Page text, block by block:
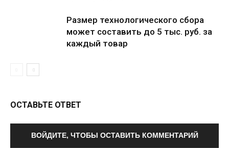
Размер технологического сбора
может составить до 5 тыс. руб. за
каждый товар
ОСТАВЬТЕ ОТВЕТ
ВОЙДИТЕ, ЧТОБЫ ОСТАВИТЬ КОММЕНТАРИЙ